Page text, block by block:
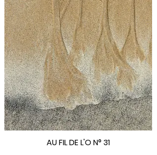
AU FIL DE L'O N° 31